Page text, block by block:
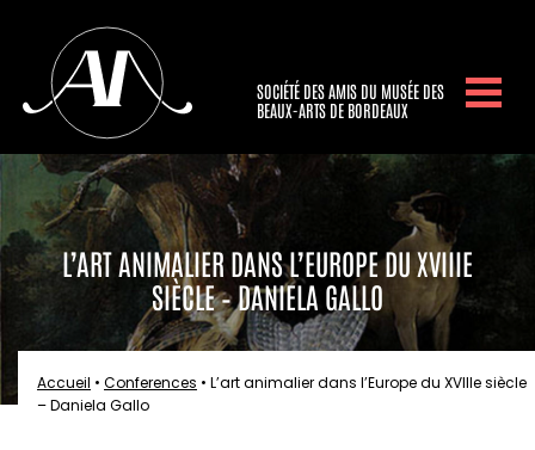
SOCIÉTÉ DES AMIS DU MUSÉE DES
BEAUX-ARTS DE BORDEAUX
L’ART ANIMALIER DANS L’EUROPE DU XVIIIE
SIÈCLE – DANIELA GALLO
Accueil • Conferences • L’art animalier dans l’Europe du XVIIIe siècle
– Daniela Gallo